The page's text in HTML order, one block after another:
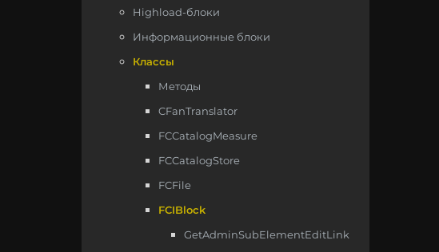
Highload-блоки
Информационные блоки
Классы
Методы
CFanTranslator
FCCatalogMeasure
FCCatalogStore
FCFile
FCIBlock
GetAdminSubElementEditLink